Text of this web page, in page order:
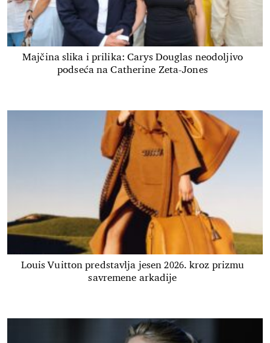
Majčina slika i prilika: Carys Douglas neodoljivo
podseća na Catherine Zeta-Jones
Louis Vuitton predstavlja jesen 2026. kroz prizmu
savremene arkadije